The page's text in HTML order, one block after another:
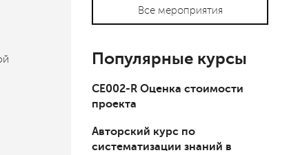
Все мероприятия
Популярные курсы
СЕ002-R Оценка стоимости
проекта
Авторский курс по
систематизации знаний в